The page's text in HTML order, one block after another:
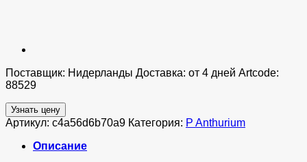
Поставщик: Нидерланды Доставка: от 4 дней Artcode:
88529
Узнать цену
Артикул: c4a56d6b70a9 Категория: P Anthurium
Описание